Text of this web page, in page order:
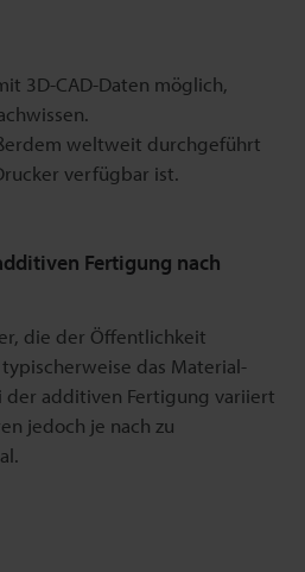
3D-CAD-Daten möglich,
weltweit durchgeführt
verfügbar ist.
Fertigung nach
die der Öffentlichkeit
das Material-
der additiven Fertigung variiert
jedoch je nach zu